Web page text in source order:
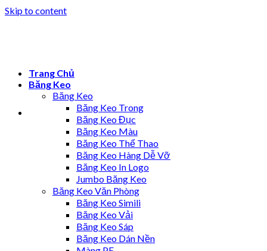
Skip to content
Trang Chủ
Băng Keo
Băng Keo
Băng Keo Trong
Băng Keo Đục
Băng Keo Màu
Băng Keo Thể Thao
Băng Keo Hàng Dễ Vỡ
Băng Keo In Logo
Jumbo Băng Keo
Băng Keo Văn Phòng
Băng Keo Simili
Băng Keo Vải
Băng Keo Sáp
Băng Keo Dán Nền